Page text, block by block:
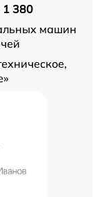
1 380
машин